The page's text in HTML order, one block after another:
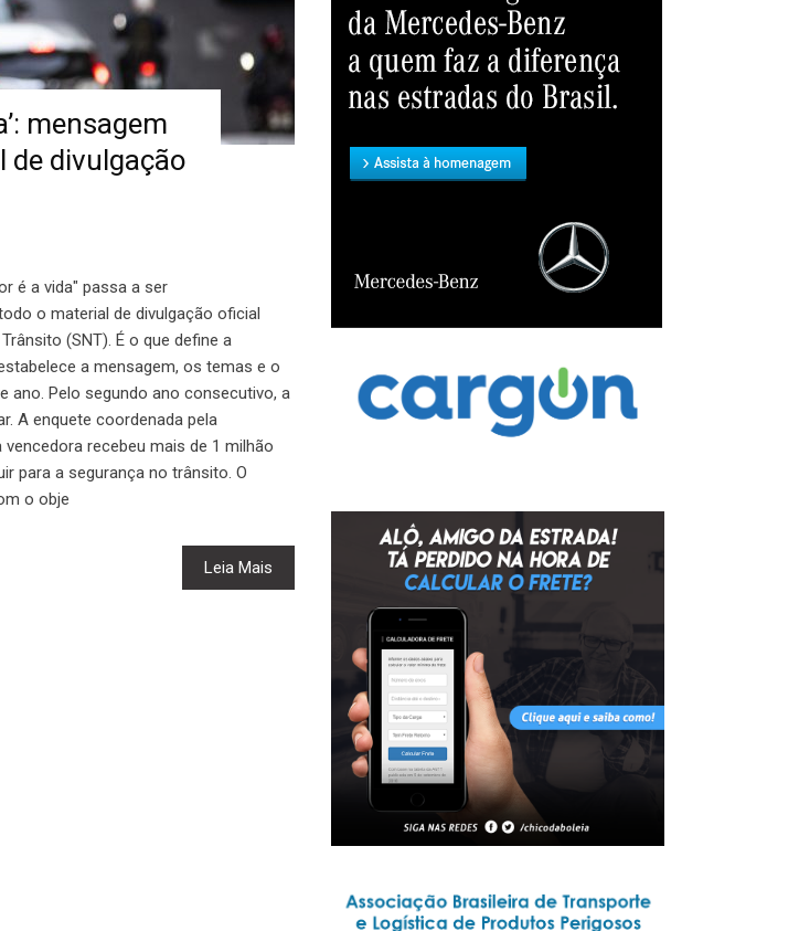
mensagem
de divulgação
é a vida" passa a ser
o material de divulgação oficial
(SNT). É o que define a
a mensagem, os temas e o
ano. Pelo segundo ano consecutivo, a
A enquete coordenada pela
recebeu mais de 1 milhão
para a segurança no trânsito. O
o obje
Leia Mais